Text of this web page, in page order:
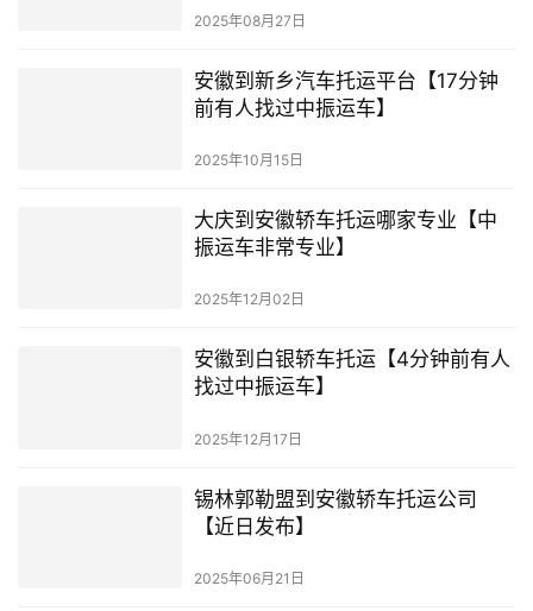
2025年08月27日
安徽到新乡汽车托运平台【17分钟
前有人找过中振运车】
2025年10月15日
大庆到安徽轿车托运哪家专业【中
振运车非常专业】
2025年12月02日
安徽到白银轿车托运【4分钟前有人
找过中振运车】
2025年12月17日
锡林郭勒盟到安徽轿车托运公司
【近日发布】
2025年06月21日